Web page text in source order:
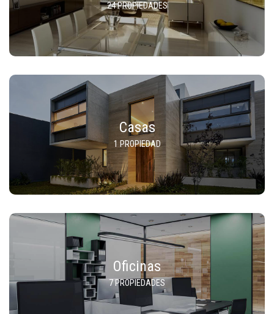
24 PROPIEDADES
Casas
1 PROPIEDAD
Oficinas
7 PROPIEDADES